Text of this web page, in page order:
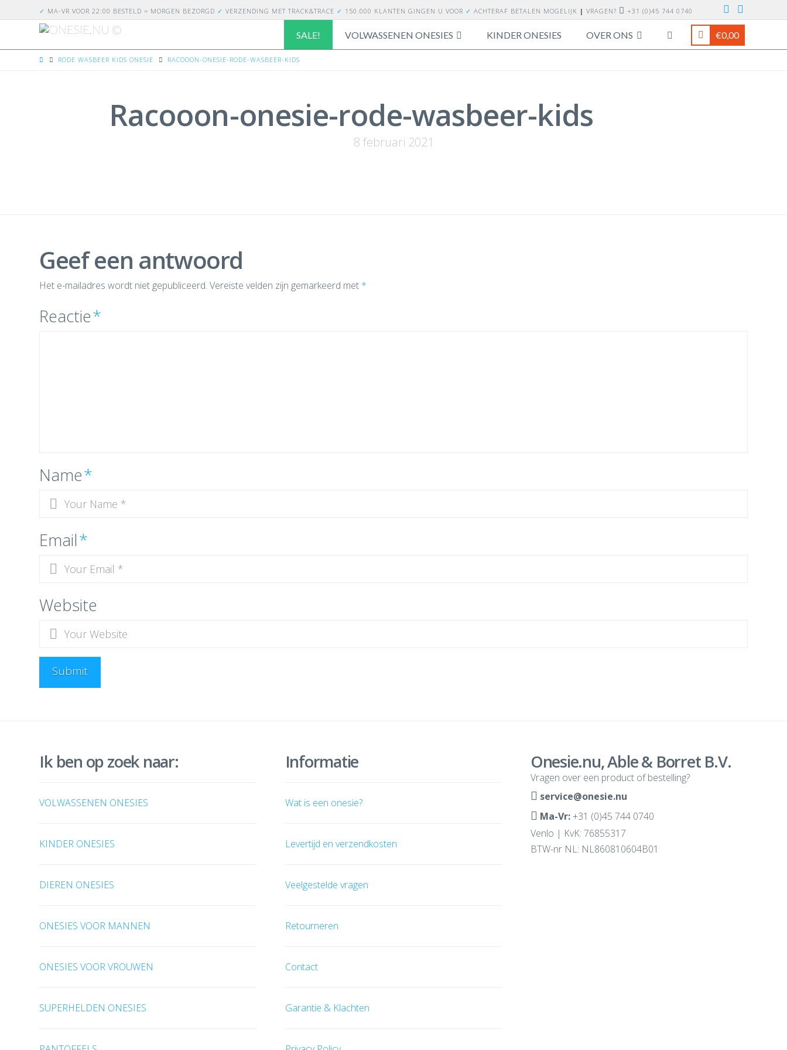
✓ MA-VR VOOR 22:00 BESTELD = MORGEN BEZORGD ✓ VERZENDING MET TRACK&TRACE ✓ 150.000 KLANTEN GINGEN U VOOR ✓ACHTERAF BETALEN MOGELIJK | VRAGEN? +31 (0)45 744 0740
SALE! VOLWASSENEN ONESIES KINDER ONESIES OVER ONS €0,00
HOMERODE WASBEER KIDS ONESIE RACOOON-ONESIE-RODE-WASBEER-KIDS
Racooon-onesie-rode-wasbeer-kids
8 februari 2021
Geef een antwoord
Het e-mailadres wordt niet gepubliceerd. Vereiste velden zijn gemarkeerd met *
Reactie*
Name*
Email*
Website
Ik ben op zoek naar:
VOLWASSENEN ONESIES
KINDER ONESIES
DIEREN ONESIES
ONESIES VOOR MANNEN
ONESIES VOOR VROUWEN
SUPERHELDEN ONESIES
Informatie
Wat is een onesie?
Levertijd en verzendkosten
Veelgestelde vragen
Retourneren
Contact
Garantie & Klachten
Onesie.nu, Able & Borret B.V.
Vragen over een product of bestelling?
service@onesie.nu
Ma-Vr:+31 (0)45 744 0740
Venlo | KvK: 76855317
BTW-nr NL: NL860810604B01